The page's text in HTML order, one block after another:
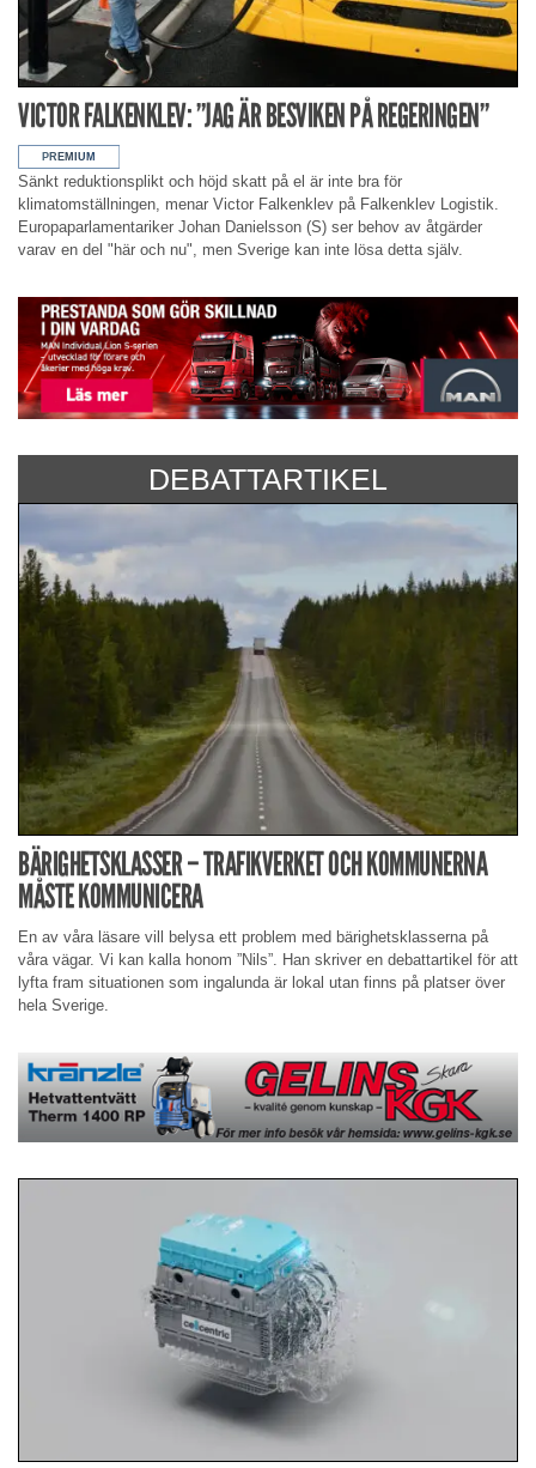
VICTOR FALKENKLEV: ”JAG ÄR BESVIKEN PÅ REGERINGEN”
Sänkt reduktionsplikt och höjd skatt på el är inte bra för
klimatomställningen, menar Victor Falkenklev på Falkenklev Logistik.
Europaparlamentariker Johan Danielsson (S) ser behov av åtgärder
varav en del "här och nu", men Sverige kan inte lösa detta själv.
DEBATTARTIKEL
BÄRIGHETSKLASSER – TRAFIKVERKET OCH KOMMUNERNA
MÅSTE KOMMUNICERA
En av våra läsare vill belysa ett problem med bärighetsklasserna på
våra vägar. Vi kan kalla honom ”Nils”. Han skriver en debattartikel för att
lyfta fram situationen som ingalunda är lokal utan finns på platser över
hela Sverige.